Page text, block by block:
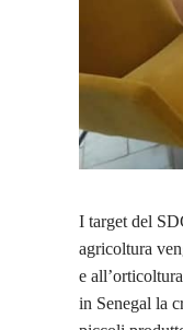
I target del
agricoltura
e
in Senegal la